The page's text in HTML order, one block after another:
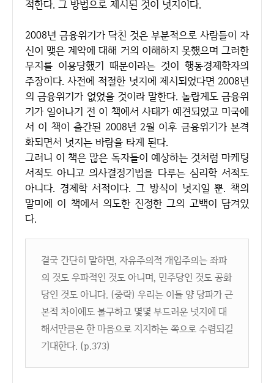
적한다. 그 방법으로 제시된 것이 넛지이다.
2008년 금융위기가 닥친 것은 부분적으로 사람들이 자
신이 맺은 계약에 대해 거의 이해하지 못했으며 그러한
무지를 이용당했기 때문이라는 것이 행동경제학자의
주장이다. 사전에 적절한 넛지에 제시되었다면 2008년
의 금융위기가 없었을 것이라 말한다. 놀랍게도 금융위
기가 일어나기 전 이 책에서 사태가 예견되었고 미국에
서 이 책이 출간된 2008년 2월 이후 금융위기가 본격
화되면서 넛지는 바람을 타게 된다.
그러니 이 책은 많은 독자들이 예상하는 것처럼 마케팅
서적도 아니고 의사결정기법을 다루는 심리학 서적도
아니다. 경제학 서적이다. 그 방식이 넛지일 뿐. 책의
말미에 이 책에서 의도한 진정한 그의 고백이 담겨있
다.
결국 간단히 말하면, 자유주의적 개입주의는 좌파
의 것도 우파적인 것도 아니며, 민주당인 것도 공화
당인 것도 아니다. (중략) 우리는 이들 양 당파가 근
본적 차이에도 불구하고 몇몇 부드러운 넛지에 대
해서만큼은 한 마음으로 지지하는 쪽으로 수렴되길
기대한다. (p.373)